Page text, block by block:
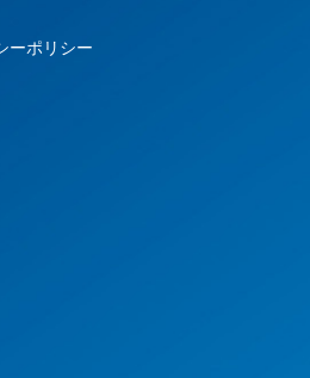
ーポリシー